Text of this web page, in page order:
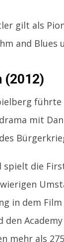
gilt als
and
(2012)
mit
spielt die
in dem
den
mehr als